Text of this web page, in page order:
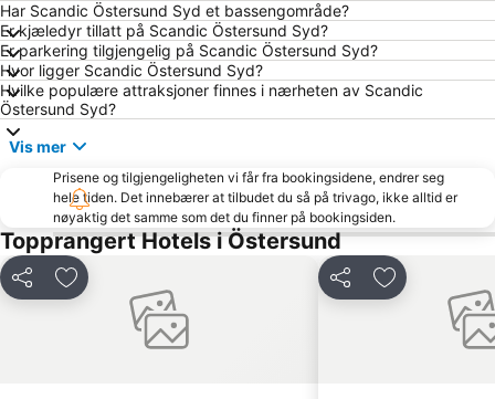
Har Scandic Östersund Syd et bassengområde?
Er kjæledyr tillatt på Scandic Östersund Syd?
Er parkering tilgjengelig på Scandic Östersund Syd?
Hvor ligger Scandic Östersund Syd?
Hvilke populære attraksjoner finnes i nærheten av Scandic
Östersund Syd?
Vis mer
Prisene og tilgjengeligheten vi får fra bookingsidene, endrer seg
hele tiden. Det innebærer at tilbudet du så på trivago, ikke alltid er
nøyaktig det samme som det du finner på bookingsiden.
Topprangert Hotels i Östersund
Del Legg til i favoritter Del Legg til i